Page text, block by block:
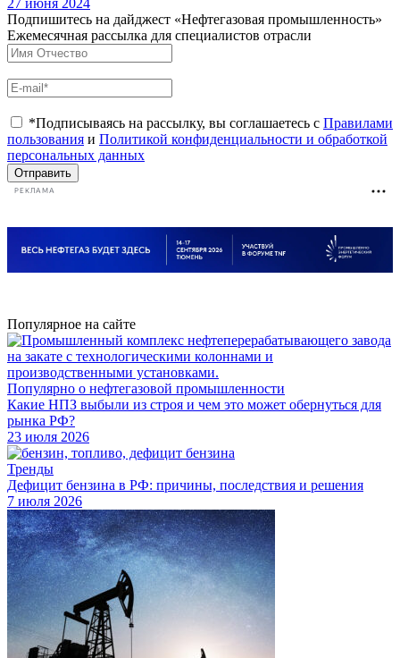
Подпишитесь на дайджест «Нефтегазовая промышленность»
Ежемесячная рассылка для специалистов отрасли
*Подписываясь на рассылку, вы соглашаетесь с Правилами
пользования и Политикой конфиденциальности и обработкой
персональных данных
Отправить
РЕКЛАМА
Популярное на сайте
Популярно о нефтегазовой промышленности
Какие НПЗ выбыли из строя и чем это может обернуться для
рынка РФ?
23 июля 2026
Тренды
Дефицит бензина в РФ: причины, последствия и решения
7 июля 2026